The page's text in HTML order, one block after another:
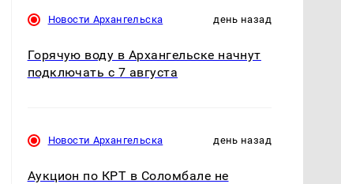
Новости Архангельска день назад
Горячую воду в Архангельске начнут
подключать с 7 августа
Новости Архангельска день назад
Аукцион по КРТ в Соломбале не